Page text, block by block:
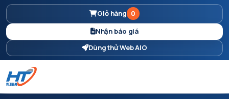
Giỏ hàng 0
Nhận báo giá
Dùng thử Web AIO